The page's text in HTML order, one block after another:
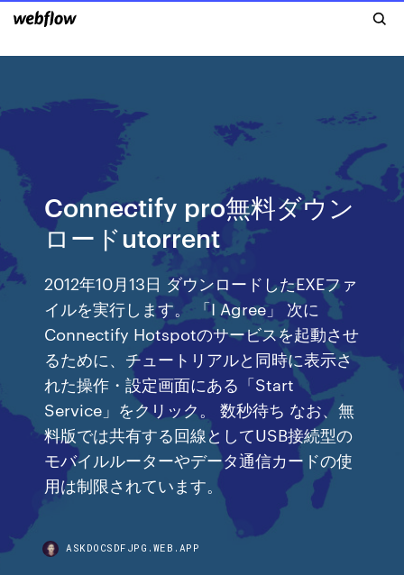
Connectify pro無料ダウン
ロードutorrent
2012年10月13日 ダウンロードしたEXEファ
イルを実行します。 「I Agree」 次に
Connectify Hotspotのサービスを起動させ
るために、チュートリアルと同時に表示さ
れた操作・設定画面にある「Start
Service」をクリック。 数秒待ち なお、無
料版では共有する回線としてUSB接続型の
モバイルルーターやデータ通信カードの使
用は制限されています。
ASKDOCSDFJPG.WEB.APP